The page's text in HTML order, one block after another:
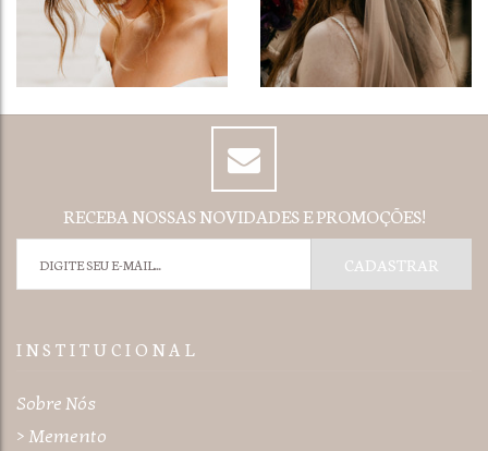
RECEBA NOSSAS NOVIDADES E PROMOÇÕES!
I N S T I T U C I O N A L
Sobre Nós
> Memento